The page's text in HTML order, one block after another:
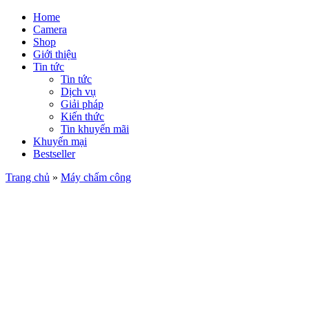
Home
Camera
Shop
Giới thiệu
Tin tức
Tin tức
Dịch vụ
Giải pháp
Kiến thức
Tin khuyến mãi
Khuyến mại
Bestseller
Trang chủ » Máy chấm công